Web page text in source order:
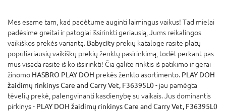
Mes esame tam, kad padėtume auginti laimingus vaikus! Tad mielai
padėsime greitai ir patogiai išsirinkti geriausią, Jums reikalingos
vaikiškos prekės variantą. Babycity prekių kataloge rasite platų
populiariausių vaikiškų prekių ženklų pasirinkimą, todėl perkant pas
mus visada rasite iš ko išsirinkti! Čia galite rinktis iš patikimo ir gerai
žinomo HASBRO PLAY DOH prekės ženklo asortimento. PLAY DOH
žaidimų rinkinys Care and Carry Vet, F36395L0- jau pamėgta
tėvelių prekė, palengvinanti kasdienybę su vaikais. Jus dominantis
pirkinys - PLAY DOH žaidimų rinkinys Care and Carry Vet, F36395L0